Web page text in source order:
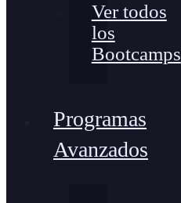
Ver todos
los
Bootcamps
Programas
Avanzados